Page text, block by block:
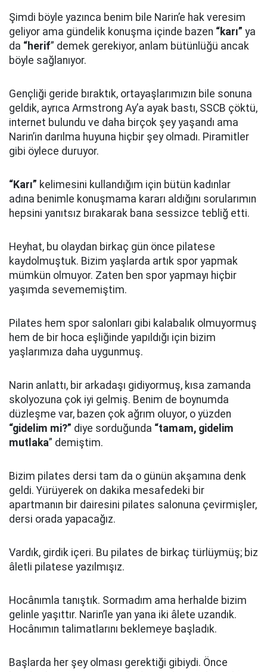
Şimdi böyle yazınca benim bile Narin’e hak veresim
geliyor ama gündelik konuşma içinde bazen “karı” ya
da “herif” demek gerekiyor, anlam bütünlüğü ancak
böyle sağlanıyor.
Gençliği geride bıraktık, ortayaşlarımızın bile sonuna
geldik, ayrıca Armstrong Ay’a ayak bastı, SSCB çöktü,
internet bulundu ve daha birçok şey yaşandı ama
Narin’in darılma huyuna hiçbir şey olmadı. Piramitler
gibi öylece duruyor.
“Karı” kelimesini kullandığım için bütün kadınlar
adına benimle konuşmama kararı aldığını sorularımın
hepsini yanıtsız bırakarak bana sessizce tebliğ etti.
Heyhat, bu olaydan birkaç gün önce pilatese
kaydolmuştuk. Bizim yaşlarda artık spor yapmak
mümkün olmuyor. Zaten ben spor yapmayı hiçbir
yaşımda sevememiştim.
Pilates hem spor salonları gibi kalabalık olmuyormuş
hem de bir hoca eşliğinde yapıldığı için bizim
yaşlarımıza daha uygunmuş.
Narin anlattı, bir arkadaşı gidiyormuş, kısa zamanda
skolyozuna çok iyi gelmiş. Benim de boynumda
düzleşme var, bazen çok ağrım oluyor, o yüzden
“gidelim mi?” diye sorduğunda “tamam, gidelim
mutlaka” demiştim.
Bizim pilates dersi tam da o günün akşamına denk
geldi. Yürüyerek on dakika mesafedeki bir
apartmanın bir dairesini pilates salonuna çevirmişler,
dersi orada yapacağız.
Vardık, girdik içeri. Bu pilates de birkaç türlüymüş; biz
âletli pilatese yazılmışız.
Hocânımla tanıştık. Sormadım ama herhalde bizim
gelinle yaşıttır. Narin’le yan yana iki âlete uzandık.
Hocânımın talimatlarını beklemeye başladık.
Başlarda her şey olması gerektiği gibiydi. Önce